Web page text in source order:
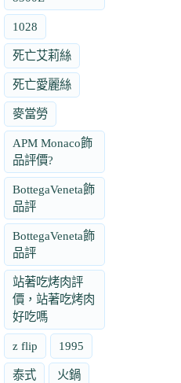
1028
死亡艾莉絲
死亡愛麗絲
麥當勞
APM Monaco飾
品評價?
BottegaVeneta飾
品評
BottegaVeneta飾
品評
站著吃烤肉評
價，站著吃烤肉
好吃嗎
z flip 1995
泰式 火鍋